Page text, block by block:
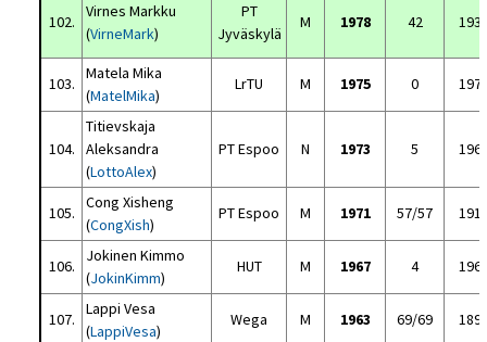
102.
Virnes Markku
(VirneMark)
PT
Jyväskylä
M 1978 42
103.
Matela Mika
(MatelMika)
LrTU M 1975 0
104.
Titievskaja
Aleksandra
(LottoAlex)
PT Espoo N 1973 5
105.
Cong Xisheng
(CongXish)
PT Espoo M 1971 57/57
106.
Jokinen Kimmo
(JokinKimm)
HUT M 1967 4
107.
Lappi Vesa
(LappiVesa)
Wega M 1963 69/69